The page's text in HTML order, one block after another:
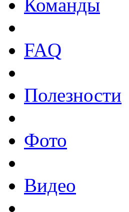
Команды
FAQ
Полезности
Фото
Видео